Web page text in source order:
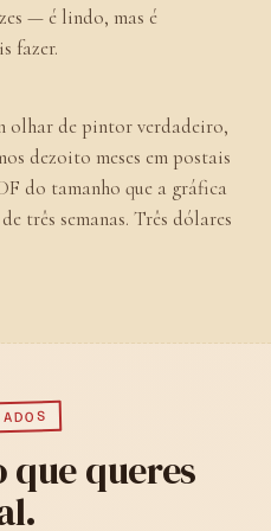
— é lindo, mas é
fazer.
olhar de pintor verdadeiro,
dezoito meses em postais
do tamanho que a gráfica
três semanas. Três dólares
que queres